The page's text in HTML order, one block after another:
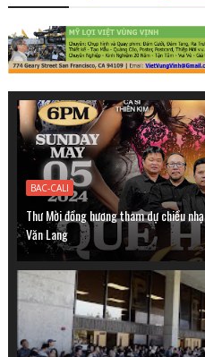
BAC-CALI
Thư Mời đồng hương tham dự chiều
Văn Lang